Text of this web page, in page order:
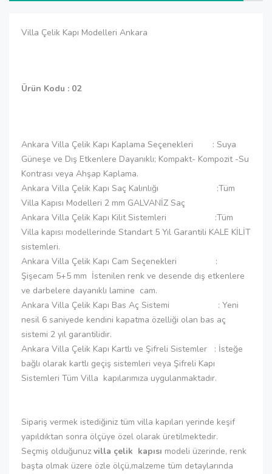
Villa Çelik Kapı Modelleri Ankara
Ürün Kodu : 02
Ankara Villa Çelik Kapı Kaplama Seçenekleri : Suya
Güneşe ve Dış Etkenlere Dayanıklı; Kompakt- Kompozit -Su
Kontrası veya Ahşap Kaplama.
Ankara Villa Çelik Kapı Saç Kalınlığı :Tüm
Villa Kapısı Modelleri 2 mm GALVANİZ Saç
Ankara Villa Çelik Kapı Kilit Sistemleri :Tüm
Villa kapısı modellerinde Standart 5 Yıl Garantili KALE KİLİT
sistemleri.
Ankara Villa Çelik Kapı Cam Seçenekleri :
Şişecam 5+5 mm İstenilen renk ve desende dış etkenlere
ve darbelere dayanıklı lamine cam.
Ankara Villa Çelik Kapı Bas Aç Sistemi : Yeni
nesil 6 saniyede kendini kapatma özelliği olan bas aç
sistemi 2 yıl garantilidir.
Ankara Villa Çelik Kapı Kartlı ve Şifreli Sistemler : İsteğe
bağlı olarak kartlı geçiş sistemleri veya Şifreli Kapı
Sistemleri Tüm Villa kapılarımıza uygulanmaktadır.
Sipariş vermek istediğiniz tüm villa kapıları yerinde keşif
yapıldıktan sonra ölçüye özel olarak üretilmektedir.
Seçmiş olduğunuz villa çelik kapısı modeli üzerinde, renk
başta olmak üzere özle ölçü,malzeme tüm detaylarında